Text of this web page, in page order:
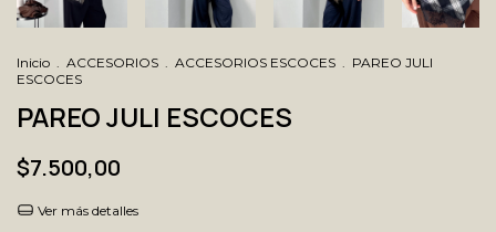
Inicio ACCESORIOS ACCESORIOS ESCOCES
PAREO JULI
ESCOCES
PAREO JULI ESCOCES
$7.500,00
Ver más detalles